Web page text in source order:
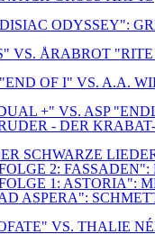
ODYSSEY":
VS. ÅRABROT
OF I" VS. A.A.
+" VS. ASP
- DER
SCHWARZE
2:
1: ASTORIA":
ASPERA":
VS. THALIE